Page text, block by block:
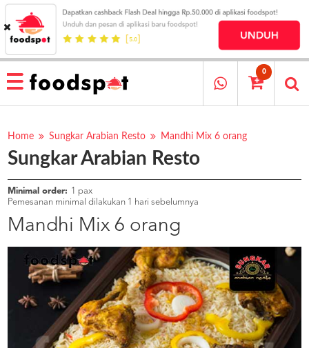
HOME
MENU
RESTAURANT
PESAN
OUR
COMPANY
KATA
MEREKA
KATALOG
PROGRAM
ABOUT
CATERERS
0
Home Sungkar Arabian Resto Mandhi Mix 6 orang
Sungkar Arabian Resto
Minimal order: 1 pax
Pemesanan minimal dilakukan 1 hari sebelumnya
Mandhi Mix 6 orang